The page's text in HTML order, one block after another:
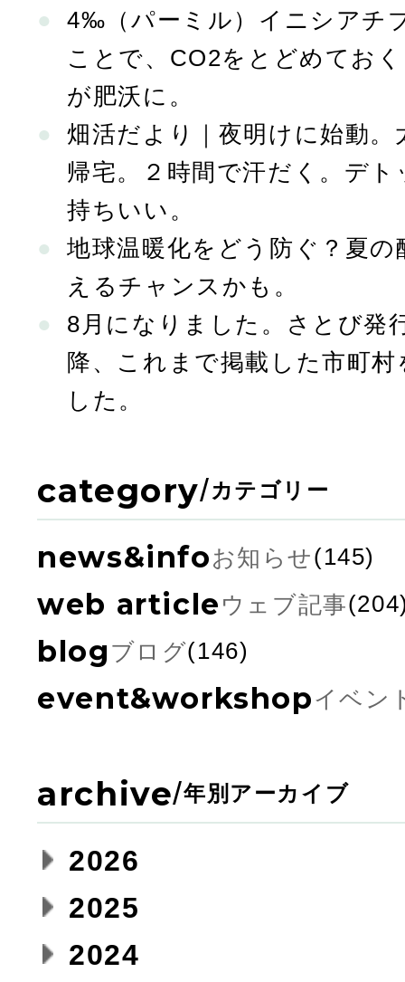
4‰（パーミル）イニシアチ
ことで、CO2をとどめてお
が肥沃に。
畑活だより｜夜明けに始動
帰宅。２時間で汗だく。デ
持ちいい。
地球温暖化をどう防ぐ？夏
えるチャンスかも。
8月になりました。さとび発
降、これまで掲載した市町
した。
category/カテゴリー
news&infoお知らせ(145)
web article ウェブ記事
blog ブログ(146)
event&workshopイベン
archive/年別アーカイブ
2026
2025
2024